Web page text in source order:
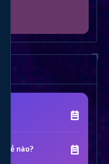
thế nào?